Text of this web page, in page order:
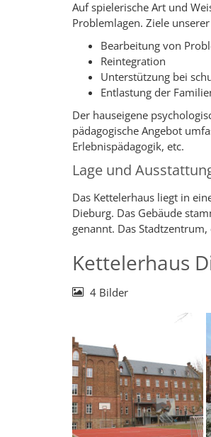
Auf spielerische Art und
Problemlagen. Ziele
Bearbeitung von
Reintegration
Unterstützung bei
Entlastung der
Der hauseigene
pädagogische Angebot
Erlebnispädagogik, etc.
Lage und
Das Kettelerhaus liegt in
Dieburg. Das Gebäude
genannt. Das
Kettelerhaus
4 Bilder